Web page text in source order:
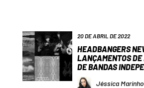
20 DE ABRIL DE 2022
HEADBANGERS
LANÇAMENTOS DE
DE BANDAS
Jéssica Marinho